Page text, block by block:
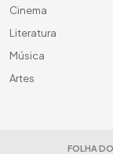
Cinema
Literatura
Música
Artes
FOLHA DO